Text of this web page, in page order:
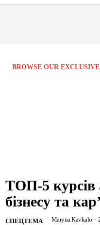
BROWSE OUR
ТОП-5 курсів
бізнесу та
CПЕЦТЕМА Maryna Kavkalo -